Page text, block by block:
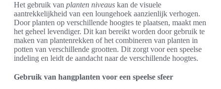
Het gebruik van planten niveaus kan de visuele
aantrekkelijkheid van een loungehoek aanzienlijk verhogen.
Door planten op verschillende hoogtes te plaatsen, maakt men
het geheel levendiger. Dit kan bereikt worden door gebruik te
maken van plantenrekken of het combineren van planten in
potten van verschillende grootten. Dit zorgt voor een speelse
indeling en leidt de aandacht naar de verschillende hoogtes.
Gebruik van hangplanten voor een speelse sfeer